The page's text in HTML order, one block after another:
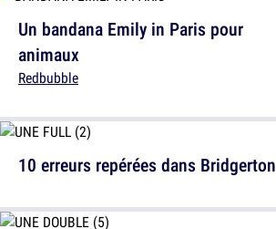
Un bandana Emily in Paris pour
animaux
Redbubble
10 erreurs repérées dans Bridgerton